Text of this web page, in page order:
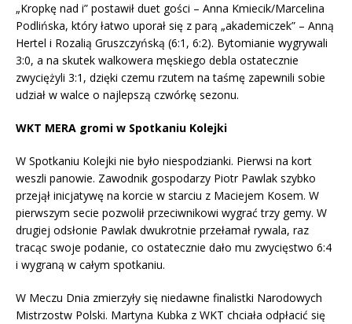
„Kropkę nad i” postawił duet gości – Anna Kmiecik/Marcelina
Podlińska, który łatwo uporał się z parą „akademiczek” – Anną
Hertel i Rozalią Gruszczyńską (6:1, 6:2). Bytomianie wygrywali
3:0, a na skutek walkowera męskiego debla ostatecznie
zwyciężyli 3:1, dzięki czemu rzutem na taśmę zapewnili sobie
udział w walce o najlepszą czwórkę sezonu.
WKT MERA gromi w Spotkaniu Kolejki
W Spotkaniu Kolejki nie było niespodzianki. Pierwsi na kort
weszli panowie. Zawodnik gospodarzy Piotr Pawlak szybko
przejął inicjatywę na korcie w starciu z Maciejem Kosem. W
pierwszym secie pozwolił przeciwnikowi wygrać trzy gemy. W
drugiej odsłonie Pawlak dwukrotnie przełamał rywala, raz
tracąc swoje podanie, co ostatecznie dało mu zwycięstwo 6:4
i wygraną w całym spotkaniu.
W Meczu Dnia zmierzyły się niedawne finalistki Narodowych
Mistrzostw Polski. Martyna Kubka z WKT chciała odpłacić się